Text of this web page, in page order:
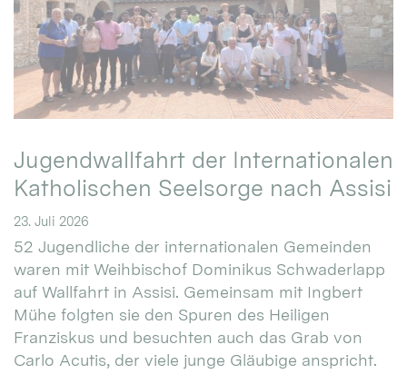
Jugendwallfahrt der Internationalen
Katholischen Seelsorge nach Assisi
23. Juli 2026
52 Jugendliche der internationalen Gemeinden
waren mit Weihbischof Dominikus Schwaderlapp
auf Wallfahrt in Assisi. Gemeinsam mit Ingbert
Mühe folgten sie den Spuren des Heiligen
Franziskus und besuchten auch das Grab von
Carlo Acutis, der viele junge Gläubige anspricht.